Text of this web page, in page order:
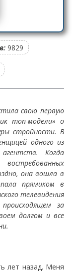
9829
свою первую
топ-модели» о
стройности. В
одного из
Когда
она вошла в
прямиком в
телевидения
за
долгом и все
лет назад. Меня